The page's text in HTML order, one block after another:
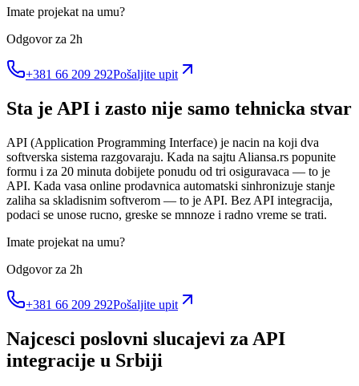
Imate projekat na umu?
Odgovor za 2h
+381 66 209 292Pošaljite upit
Sta je API i zasto nije samo tehnicka stvar
API (Application Programming Interface) je nacin na koji dva
softverska sistema razgovaraju. Kada na sajtu Aliansa.rs popunite
formu i za 20 minuta dobijete ponudu od tri osiguravaca — to je
API. Kada vasa online prodavnica automatski sinhronizuje stanje
zaliha sa skladisnim softverom — to je API. Bez API integracija,
podaci se unose rucno, greske se mnnoze i radno vreme se trati.
Imate projekat na umu?
Odgovor za 2h
+381 66 209 292Pošaljite upit
Najcesci poslovni slucajevi za API
integracije u Srbiji